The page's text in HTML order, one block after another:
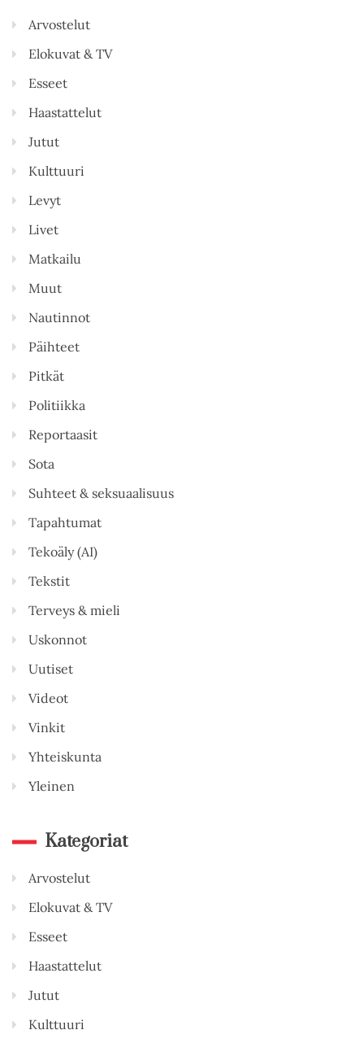
Arvostelut
Elokuvat & TV
Esseet
Haastattelut
Jutut
Kulttuuri
Levyt
Livet
Matkailu
Muut
Nautinnot
Päihteet
Pitkät
Politiikka
Reportaasit
Sota
Suhteet & seksuaalisuus
Tapahtumat
Tekoäly (AI)
Tekstit
Terveys & mieli
Uskonnot
Uutiset
Videot
Vinkit
Yhteiskunta
Yleinen
Kategoriat
Arvostelut
Elokuvat & TV
Esseet
Haastattelut
Jutut
Kulttuuri